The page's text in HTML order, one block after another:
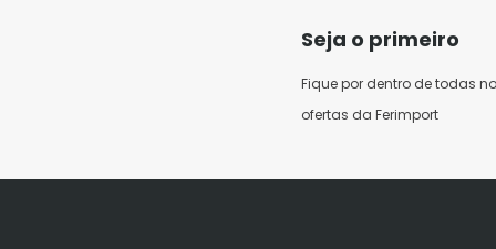
Seja o primeiro
Fique por dentro de todas
ofertas da Ferimport